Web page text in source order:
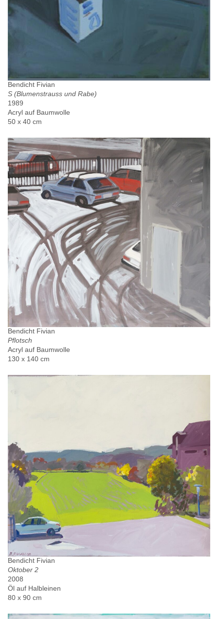
Bendicht Fivian
S (Blumenstrauss und Rabe)
1989
Acryl auf Baumwolle
50 x 40 cm
Bendicht Fivian
Pflotsch
Acryl auf Baumwolle
130 x 140 cm
Bendicht Fivian
Oktober 2
2008
Öl auf Halbleinen
80 x 90 cm